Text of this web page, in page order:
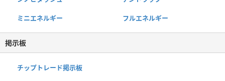
ミニエネルギー フルエネルギー
掲示板
チップトレード掲示板